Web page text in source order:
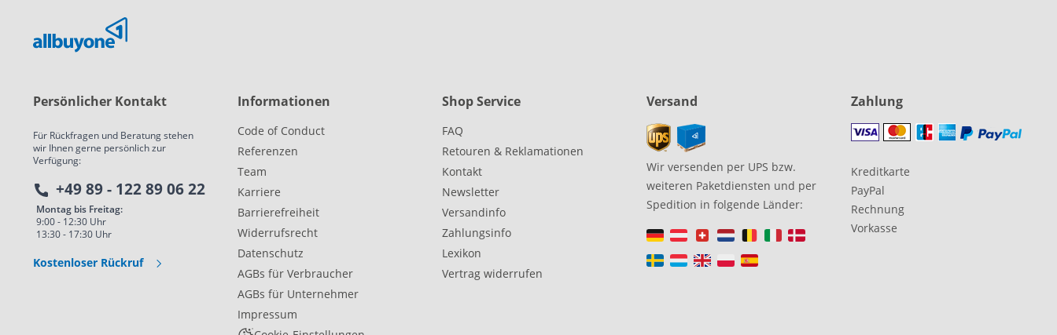
Persönlicher Kontakt
Für Rückfragen und Beratung stehen
wir Ihnen gerne persönlich zur
Verfügung:
+49 89 - 122 89 06 22
Montag bis Freitag:
9:00 - 12:30 Uhr
13:30 - 17:30 Uhr
Kostenloser Rückruf
Informationen
Code of Conduct
Referenzen
Team
Karriere
Barrierefreiheit
Widerrufsrecht
Datenschutz
AGBs für Verbraucher
AGBs für Unternehmer
Impressum
Shop Service
FAQ
Retouren & Reklamationen
Kontakt
Newsletter
Versandinfo
Zahlungsinfo
Lexikon
Vertrag widerrufen
Versand
Wir versenden per UPS bzw.
weiteren Paketdiensten und per
Spedition in folgende Länder:
Zahlung
Kreditkarte
PayPal
Rechnung
Vorkasse